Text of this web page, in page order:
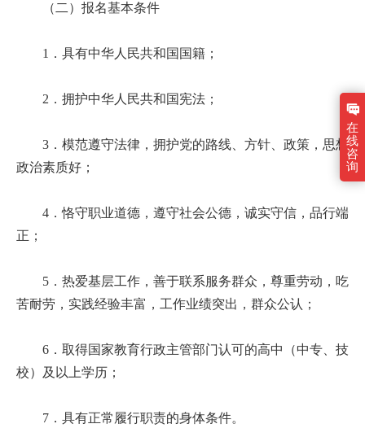
（二）报名基本条件
1．具有中华人民共和国国籍；
2．拥护中华人民共和国宪法；
3．模范遵守法律，拥护党的路线、方针、政策，思想
政治素质好；
4．恪守职业道德，遵守社会公德，诚实守信，品行端
正；
5．热爱基层工作，善于联系服务群众，尊重劳动，吃
苦耐劳，实践经验丰富，工作业绩突出，群众公认；
6．取得国家教育行政主管部门认可的高中（中专、技
校）及以上学历；
7．具有正常履行职责的身体条件。
在
线
咨
询